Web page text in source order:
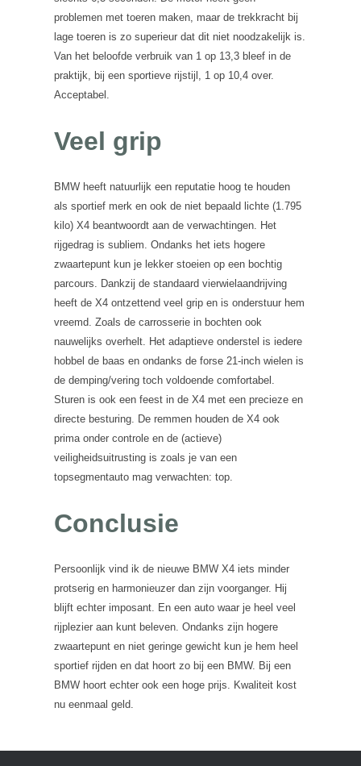
problemen met toeren maken, maar de trekkracht bij
lage toeren is zo superieur dat dit niet noodzakelijk is.
Van het beloofde verbruik van 1 op 13,3 bleef in de
praktijk, bij een sportieve rijstijl, 1 op 10,4 over.
Acceptabel.
Veel grip
BMW heeft natuurlijk een reputatie hoog te houden
als sportief merk en ook de niet bepaald lichte (1.795
kilo) X4 beantwoordt aan de verwachtingen. Het
rijgedrag is subliem. Ondanks het iets hogere
zwaartepunt kun je lekker stoeien op een bochtig
parcours. Dankzij de standaard vierwielaandrijving
heeft de X4 ontzettend veel grip en is onderstuur hem
vreemd. Zoals de carrosserie in bochten ook
nauwelijks overhelt. Het adaptieve onderstel is iedere
hobbel de baas en ondanks de forse 21-inch wielen is
de demping/vering toch voldoende comfortabel.
Sturen is ook een feest in de X4 met een precieze en
directe besturing. De remmen houden de X4 ook
prima onder controle en de (actieve)
veiligheidsuitrusting is zoals je van een
topsegmentauto mag verwachten: top.
Conclusie
Persoonlijk vind ik de nieuwe BMW X4 iets minder
protserig en harmonieuzer dan zijn voorganger. Hij
blijft echter imposant. En een auto waar je heel veel
rijplezier aan kunt beleven. Ondanks zijn hogere
zwaartepunt en niet geringe gewicht kun je hem heel
sportief rijden en dat hoort zo bij een BMW. Bij een
BMW hoort echter ook een hoge prijs. Kwaliteit kost
nu eenmaal geld.